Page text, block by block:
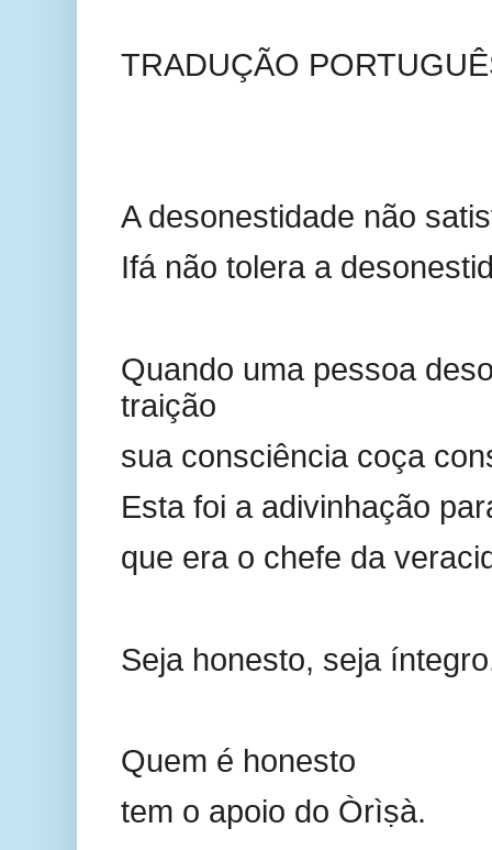
TRADUÇÃO
A desonestidade não
Ifá não tolera a
Quando uma pessoa
traição
sua consciência coça
Esta foi a adivinhação
que era o chefe da
Seja honesto, seja
Quem é honesto
tem o apoio do Òrìṣà.